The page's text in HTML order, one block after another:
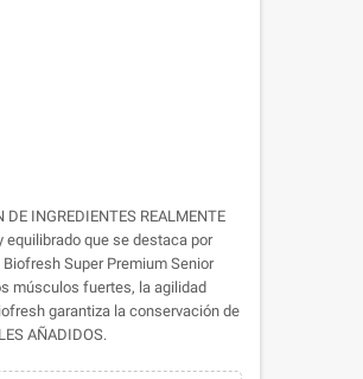
INGREDIENTES REALMENTE
equilibrado que se destaca por
Super Premium Senior
músculos fuertes, la agilidad
garantiza la conservación de
AÑADIDOS.